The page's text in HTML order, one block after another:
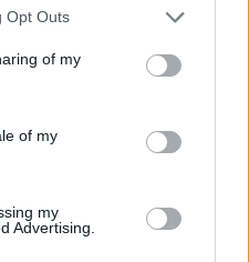
Opt Outs
of my
of my
my
Advertising.
anche i vaccinati
privilegi, venendo
agli odiati
con terza dose (e
i 4 mesi): in esclusiva